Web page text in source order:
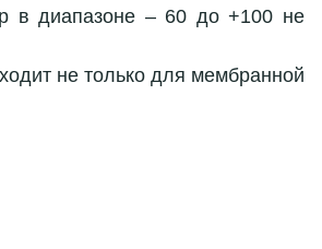
в диапазоне – 60 до +100 не
не только для мембранной